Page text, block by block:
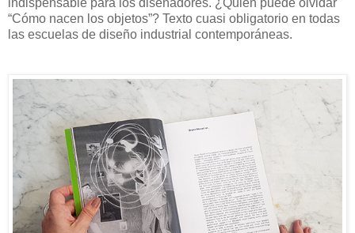
indispensable para los diseñadores. ¿Quién puede olvidar
“Cómo nacen los objetos”? Texto cuasi obligatorio en todas
las escuelas de diseño industrial contemporáneas.